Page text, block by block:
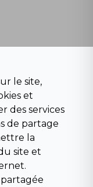
le site,
et
des services
de partage
la
site et